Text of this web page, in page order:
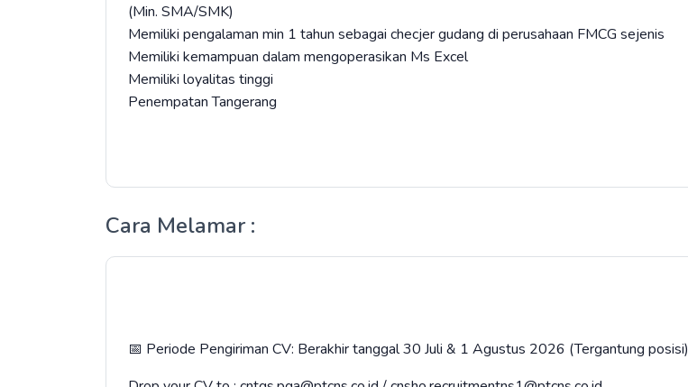
(Min. SMA/SMK)
Memiliki pengalaman min 1 tahun sebagai checjer gudang di perusahaan FMCG sejenis
Memiliki kemampuan dalam mengoperasikan Ms Excel
Memiliki loyalitas tinggi
Penempatan Tangerang
Cara Melamar :
​📅 Periode Pengiriman CV: Berakhir tanggal 30 Juli & 1 Agustus 2026 (Tergantung posisi)